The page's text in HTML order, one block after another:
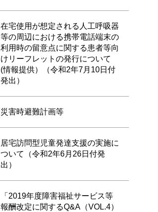
在宅使用が想定される人工呼吸器
等の周辺における携帯電話端末の
利用時の留意点に関する患者等向
けリーフレットの発行について
(情報提供）（令和2年7月10日付
発出）
災害時避難計画等
居宅訪問型児童発達支援の実施に
ついて（令和2年6月26日付発
出）
「2019年度障害福祉サービス等
報酬改定に関するQ&A（VOL.4）